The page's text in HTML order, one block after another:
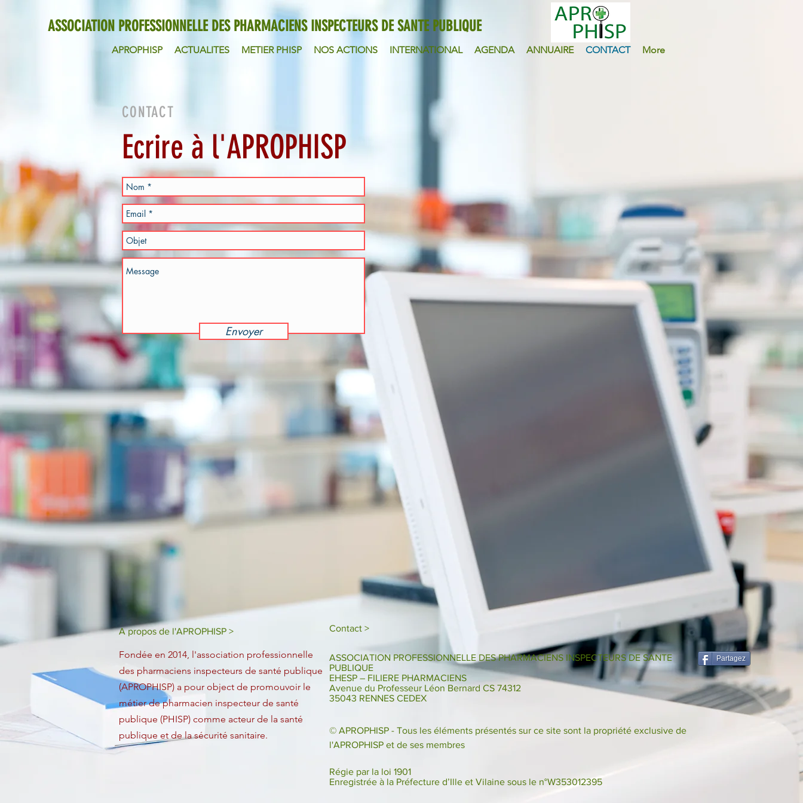
ASSOCIATION PROFESSIONNELLE DES PHARMACIENS INSPECTEURS DE SANTE PUBLIQUE
APROPHISP ACTUALITES METIER PHISP NOS ACTIONS INTERNATIONAL AGENDA ANNUAIRE CONTACT More
CONTACT
Ecrire à l'APROPHISP
Envoyer
A propos de l'APROPHISP >
Fondée en 2014, l'association professionnelle
des pharmaciens inspecteurs de santé publique
(APROPHISP) a pour object de promouvoir le
métier de pharmacien inspecteur de santé
publique (PHISP) comme acteur de la santé
publique et de la sécurité sanitaire.
Contact >
ASSOCIATION PROFESSIONNELLE DES PHARMACIENS INSPECTEURS DE SANTE
PUBLIQUE
EHESP – FILIERE PHARMACIENS
Avenue du Professeur Léon Bernard CS 74312
35043 RENNES CEDEX
© APROPHISP - Tous les éléments présentés sur ce site sont la propriété exclusive de
l'APROPHISP et de ses membres
Régie par la loi 1901
Enregistrée à la Préfecture d’Ille et Vilaine sous le n°W353012395
Partagez